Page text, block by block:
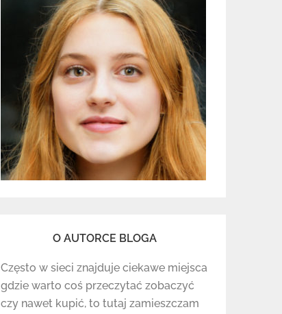
O AUTORCE BLOGA
Często w sieci znajduje ciekawe miejsca
gdzie warto coś przeczytać zobaczyć
czy nawet kupić, to tutaj zamieszczam